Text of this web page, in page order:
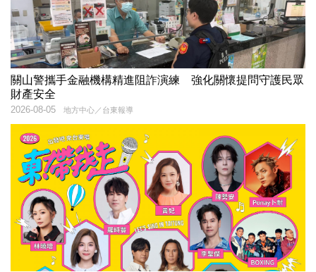
關山警攜手金融機構精進阻詐演練 強化關懷提問守護民眾
財產安全
地方中心／台東報導
2026-08-05